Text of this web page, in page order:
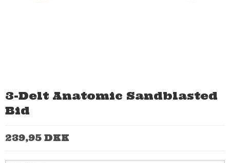
3-Delt Anatomic Sandblasted
Bid
239,95 DKK